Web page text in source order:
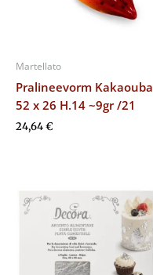
Martellato
Pralineevorm Kakaouba
52 x 26 H.14 ~9gr /21
24,64€